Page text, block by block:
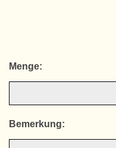
Menge:
Bemerkung: